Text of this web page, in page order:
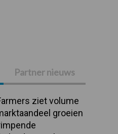
Partner nieuws
ziet volume
groeien